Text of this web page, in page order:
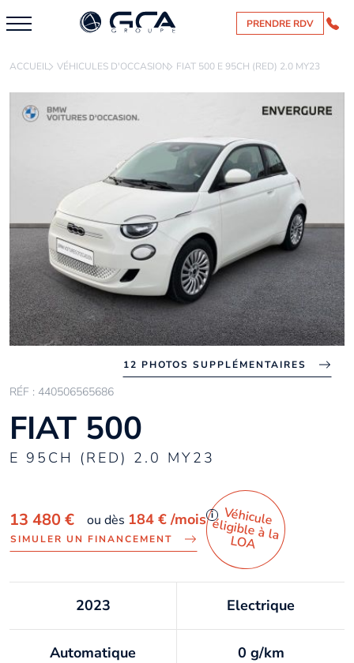
PRENDRE RDV
ACCUEIL VÉHICULES D'OCCASION FIAT 500 E 95CH (RED) 2.0 MY23
12 PHOTOS SUPPLÉMENTAIRES
RÉF : 440506565686
FIAT 500
E 95CH (RED) 2.0 MY23
13 480 € ou dès 184 €/mois i
SIMULER UN FINANCEMENT
Véhicule
éligible à la
LO
A
2023 Electrique
Automatique 0 g/km